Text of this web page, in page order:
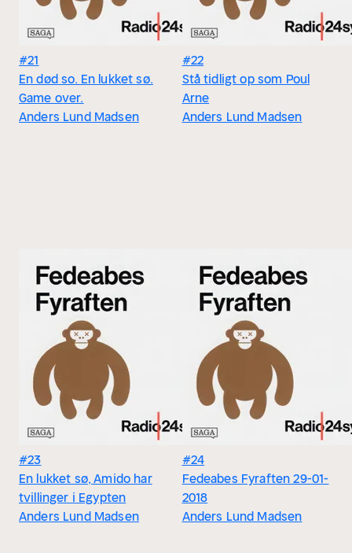
#21
En død so. En lukket sø.
Game over.
Anders Lund Madsen
#22
Stå tidligt op som Poul
Arne
Anders Lund Madsen
#23
En lukket sø, Amido har
tvillinger i Egypten
Anders Lund Madsen
#24
Fedeabes Fyraften 29-01-
2018
Anders Lund Madsen